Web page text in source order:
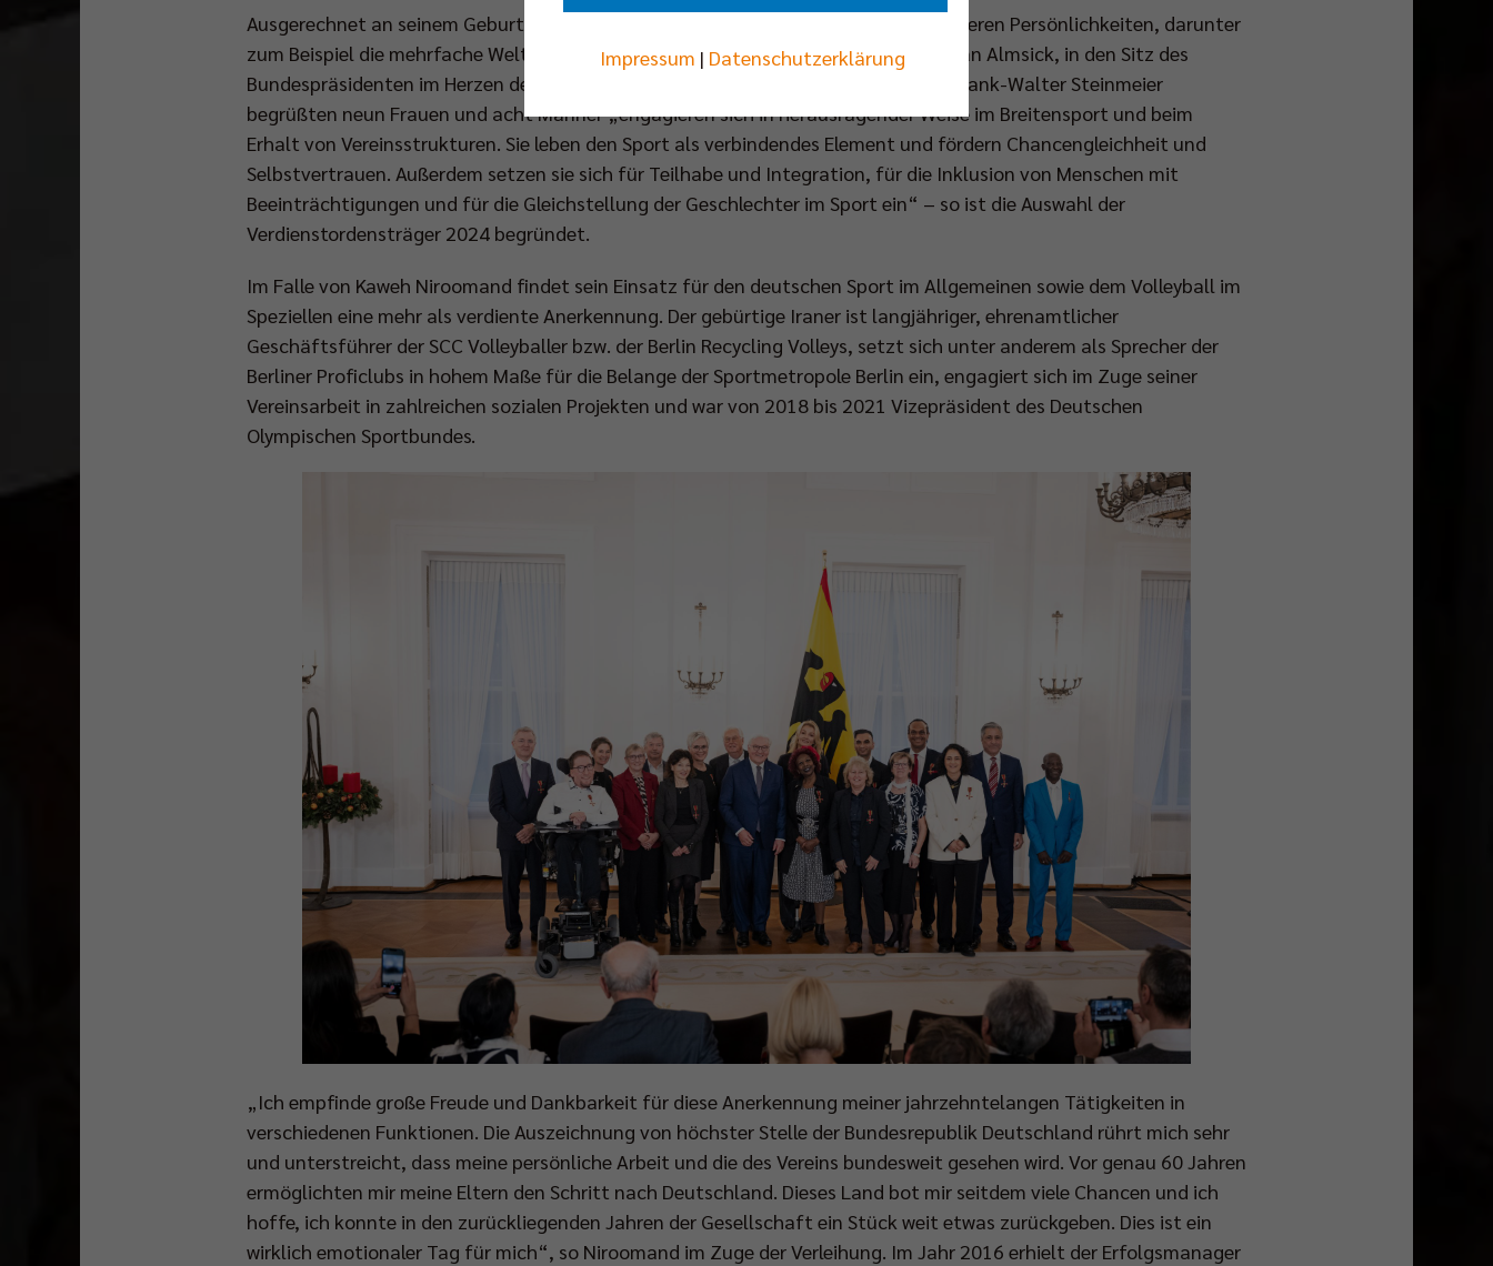
Ausgerechnet an seinem Geburtstag war Kaweh Niroomand gemeinsam mit 16 weiteren Persönlichkeiten, darunter
zum Beispiel die mehrfache Welt- und Europameisterin im Schwimmen, Franziska van Almsick, in den Sitz des
Bundespräsidenten im Herzen der Hauptstadt eingeladen. Die an diesem Tag von Frank-Walter Steinmeier
begrüßten neun Frauen und acht Männer „engagieren sich in herausragender Weise im Breitensport und beim
Erhalt von Vereinsstrukturen. Sie leben den Sport als verbindendes Element und fördern Chancengleichheit und
Selbstvertrauen. Außerdem setzen sie sich für Teilhabe und Integration, für die Inklusion von Menschen mit
Beeinträchtigungen und für die Gleichstellung der Geschlechter im Sport ein“ – so ist die Auswahl der
Verdienstordensträger 2024 begründet.
Im Falle von Kaweh Niroomand findet sein Einsatz für den deutschen Sport im Allgemeinen sowie dem Volleyball im
Speziellen eine mehr als verdiente Anerkennung. Der gebürtige Iraner ist langjähriger, ehrenamtlicher
Geschäftsführer der SCC Volleyballer bzw. der Berlin Recycling Volleys, setzt sich unter anderem als Sprecher der
Berliner Proficlubs in hohem Maße für die Belange der Sportmetropole Berlin ein, engagiert sich im Zuge seiner
Vereinsarbeit in zahlreichen sozialen Projekten und war von 2018 bis 2021 Vizepräsident des Deutschen
Olympischen Sportbundes.
„Ich empfinde große Freude und Dankbarkeit für diese Anerkennung meiner jahrzehntelangen Tätigkeiten in
verschiedenen Funktionen. Die Auszeichnung von höchster Stelle der Bundesrepublik Deutschland rührt mich sehr
und unterstreicht, dass meine persönliche Arbeit und die des Vereins bundesweit gesehen wird. Vor genau 60 Jahren
ermöglichten mir meine Eltern den Schritt nach Deutschland. Dieses Land bot mir seitdem viele Chancen und ich
hoffe, ich konnte in den zurückliegenden Jahren der Gesellschaft ein Stück weit etwas zurückgeben. Dies ist ein
wirklich emotionaler Tag für mich“, so Niroomand im Zuge der Verleihung. Im Jahr 2016 erhielt der Erfolgsmanager
Impressum | Datenschutzerklärung